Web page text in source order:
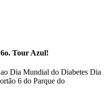
6o. Tour Azul!
Dia Mundial do Diabetes Dia
6 do Parque do